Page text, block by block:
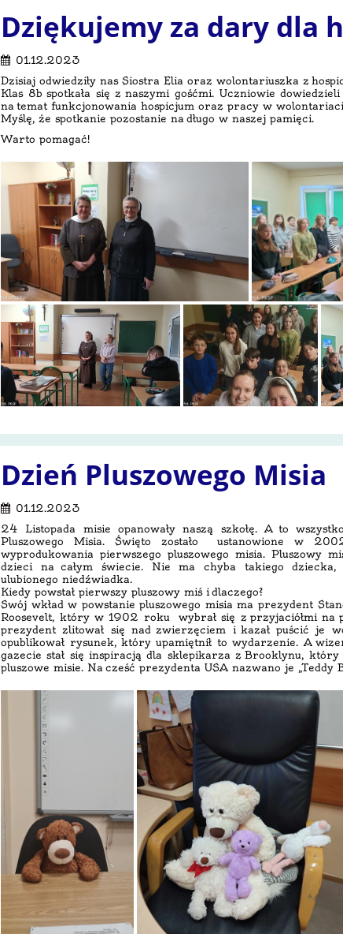
Dziękujemy za dary dla
01.12.2023
Dzisiaj odwiedziły nas Siostra Elia oraz wolontariuszka z
Klas 8b spotkała się z naszymi gośćmi. Uczniowie
na temat funkcjonowania hospicjum oraz pracy w
Myślę, że spotkanie pozostanie na długo w naszej pamięci.
Warto pomagać!
Dzień Pluszowego Misia
01.12.2023
24 Listopada misie opanowały naszą szkołę. A to
Pluszowego Misia. Święto zostało ustanowione w
wyprodukowania pierwszego pluszowego misia. Pluszowy
dzieci na całym świecie. Nie ma chyba takiego dziecka,
ulubionego niedźwiadka.
Kiedy powstał pierwszy pluszowy miś i dlaczego?
Swój wkład w powstanie pluszowego misia ma prezydent
Roosevelt, który w 1902 roku wybrał się z przyjaciółmi na
prezydent zlitował się nad zwierzęciem i kazał puścić je
opublikował rysunek, który upamiętnił to wydarzenie. A
gazecie stał się inspiracją dla sklepikarza z Brooklynu, który
pluszowe misie. Na cześć prezydenta USA nazwano je „Teddy